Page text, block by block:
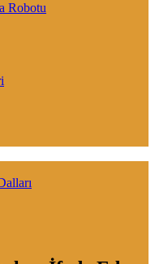
Robotu